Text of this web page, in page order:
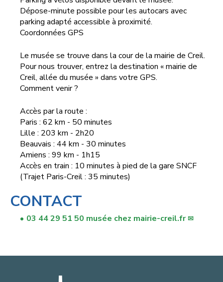
Dépose-minute possible pour les autocars avec
parking adapté accessible à proximité.
Coordonnées GPS
Le musée se trouve dans la cour de la mairie de Creil.
Pour nous trouver, entrez la destination « mairie de
Creil, allée du musée » dans votre GPS.
Comment venir ?
Accès par la route :
Paris : 62 km - 50 minutes
Lille : 203 km - 2h20
Beauvais : 44 km - 30 minutes
Amiens : 99 km - 1h15
Accès en train : 10 minutes à pied de la gare SNCF
(Trajet Paris-Creil : 35 minutes)
CONTACT
03 44 29 51 50 musée chez mairie-creil.fr